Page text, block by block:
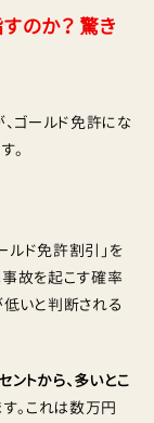
のか？ 驚き
、ゴールド免許にな
。
ルド免許割引」を
事故を起こす確率
いと判断される
ントから、多いとこ
。これは数万円